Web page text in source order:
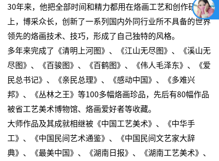
30年来，他把全部时间和精力都用在烙画工艺和创作研究
上，博采众长，创新了一系列国内外同行业所不具备的世界
领先的烙画技术、技巧，形成了自己独特的风格。
多年来完成了《清明上河图》、《江山无尽图》、《溪山无
尽图》、《百骏图》、《百鹤图》、《伟人毛泽东》、《爱
民总书记》、《亲民总理》、《感动中国》、《多难兴
邦》、《丛林之王》等100多幅烙画珍品，先后有80幅作品
被省工艺美术博物馆、烙画爱好者等收藏。
大师作品及其成就相继被《中国工艺美术》、《中华手
工》、《中国民间艺术通鉴》、《中国民间文艺家大辞
典》、《最美中国》、《湖南日报》、《湖南工艺美术》、